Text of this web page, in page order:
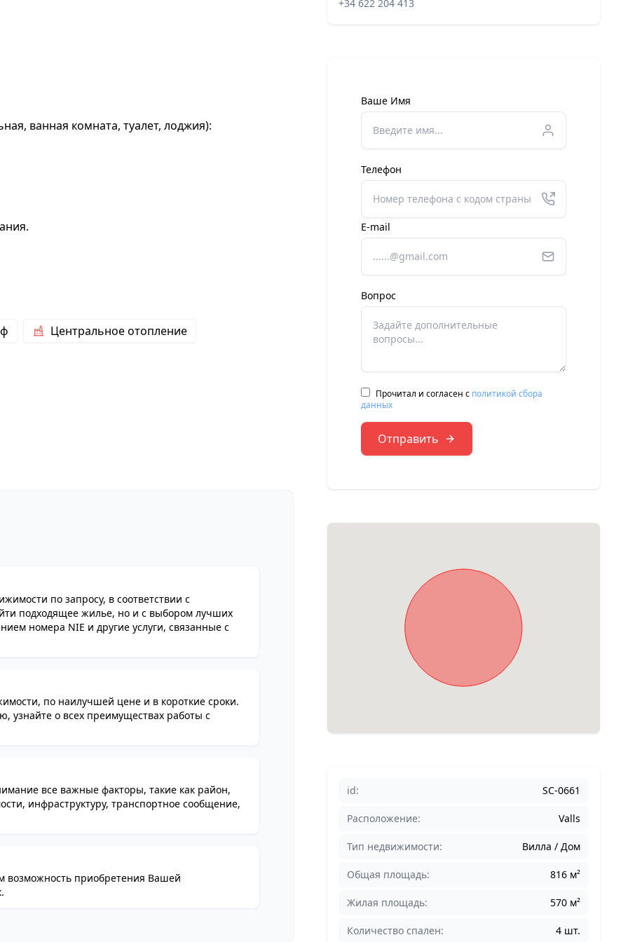
ванная комната, туалет, лоджия):
Центральное отопление
по запросу, в соответствии с
подходящее жилье, но и с выбором лучших
номера NIE и другие услуги, связанные с
по наилучшей цене и в короткие сроки.
узнайте о всех преимуществах работы с
все важные факторы, такие как район,
инфраструктуру, транспортное сообщение,
приобретения Вашей
+34 622 204 413
Ваше Имя
Телефон
E-mail
Вопрос
Прочитал и согласен с политикой сбора
данных
Отправить
id: SC-0661
Расположение: Valls
Тип недвижимости: Вилла / Дом
Общая площадь: 816 м²
Жилая площадь: 570 м²
Количество спален: 4 шт.